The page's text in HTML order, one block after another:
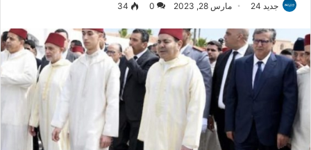
جديد 24 مارس 28, 2023 0
34